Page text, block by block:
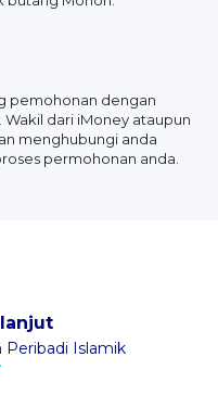
pemohonan dengan
Wakil dari iMoney ataupun
menghubungi anda
permohonan anda.
Islamik